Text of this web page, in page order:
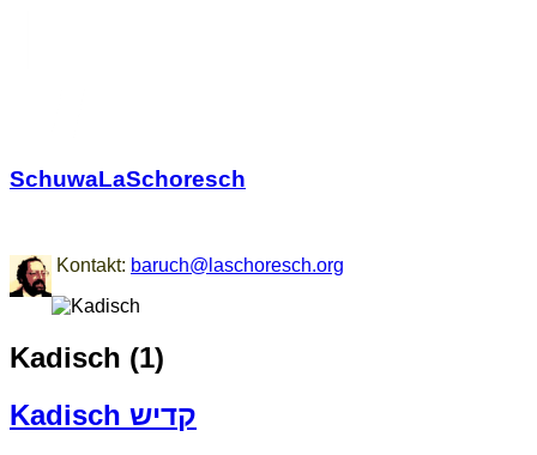
SchuwaLaSchoresch
Kontakt: baruch@laschoresch.org
Kadisch (1)
Kadisch קדיש